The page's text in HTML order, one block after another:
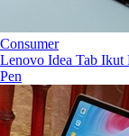
Consumer
Lenovo Idea Tab Ikut
Pen